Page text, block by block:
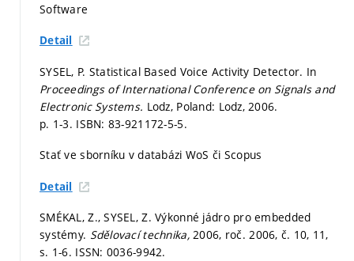
Software
Detail
SYSEL, P. Statistical Based Voice Activity Detector. In
Proceedings of International Conference on Signals and
Electronic Systems. Lodz, Poland: Lodz, 2006.
p. 1-3. ISBN: 83-921172-5-5.
Stať ve sborníku v databázi WoS či Scopus
Detail
SMÉKAL, Z., SYSEL, Z. Výkonné jádro pro embedded
systémy. Sdělovací technika,2006, roč. 2006, č. 10, 11,
s. 1-6. ISSN: 0036-9942.